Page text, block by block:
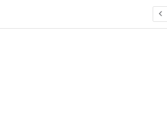
Yeni Nesil Lazer Dönemi